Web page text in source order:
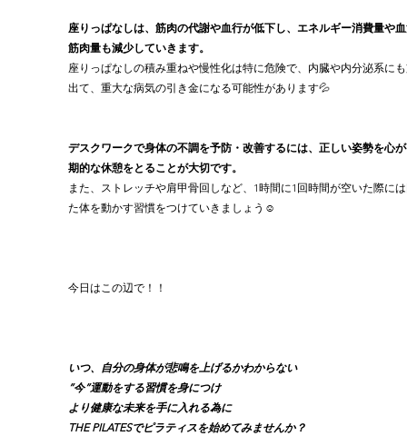
座りっぱなしは、筋肉の代謝や血行が低下し、エネルギー消費量や
筋肉量も減少していきます。
座りっぱなしの積み重ねや慢性化は特に危険で、内臓や内分泌系に
出て、重大な病気の引き金になる可能性があります💦
デスクワークで身体の不調を予防・改善するには、正しい姿勢を心
期的な休憩をとることが大切です。
また、ストレッチや肩甲骨回しなど、1時間に1回時間が空いた際に
た体を動かす習慣をつけていきましょう☺️
今日はこの辺で！！
いつ、自分の身体が悲鳴を上げるかわからない
”今”運動をする習慣を身につけ
より健康な未来を手に入れる為に
THE PILATESでピラティスを始めてみませんか？